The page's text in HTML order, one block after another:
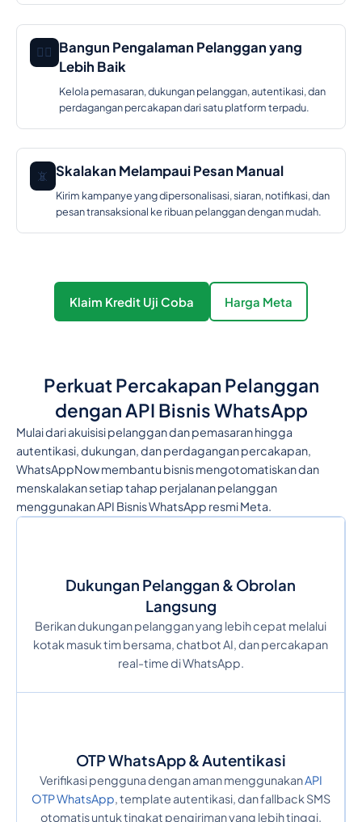
🕵️‍♂️ Bangun Pengalaman Pelanggan yang
Lebih Baik
Kelola pemasaran, dukungan pelanggan, autentikasi, dan
perdagangan percakapan dari satu platform terpadu.
📵 Skalakan Melampaui Pesan Manual
Kirim kampanye yang dipersonalisasi, siaran, notifikasi, dan
pesan transaksional ke ribuan pelanggan dengan mudah.
Klaim Kredit Uji Coba Harga Meta
Perkuat Percakapan Pelanggan
dengan API Bisnis WhatsApp
Mulai dari akuisisi pelanggan dan pemasaran hingga
autentikasi, dukungan, dan perdagangan percakapan,
WhatsAppNow membantu bisnis mengotomatiskan dan
menskalakan setiap tahap perjalanan pelanggan
menggunakan API Bisnis WhatsApp resmi Meta.
Dukungan Pelanggan & Obrolan
Langsung
Berikan dukungan pelanggan yang lebih cepat melalui
kotak masuk tim bersama, chatbot AI, dan percakapan
real-time di WhatsApp.
OTP WhatsApp & Autentikasi
Verifikasi pengguna dengan aman menggunakanAPI
OTP WhatsApp, template autentikasi, dan fallback SMS
otomatis untuk tingkat pengiriman yang lebih tinggi.